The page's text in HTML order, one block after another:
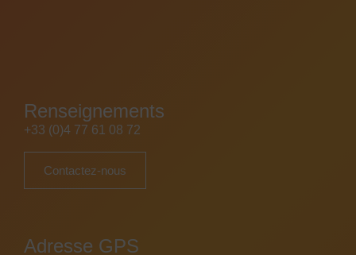
Renseignements
+33 (0)4 77 61 08 72
Contactez-nous
Adresse GPS